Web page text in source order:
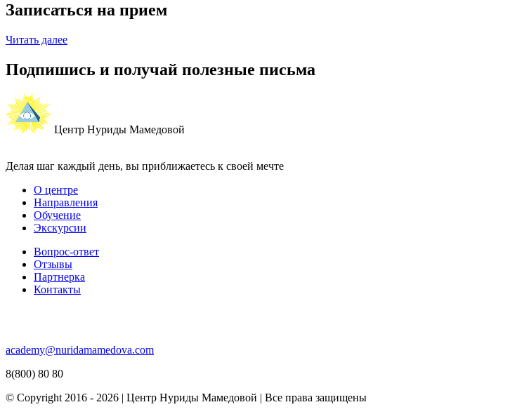
Записаться на прием
Читать далее
Подпишись и получай полезные письма
Центр Нуриды Мамедовой
Делая шаг каждый день, вы приближаетесь к своей мечте
О центре
Направления
Обучение
Экскурсии
Вопрос-ответ
Отзывы
Партнерка
Контакты
academy@nuridamamedova.com
8(800) 80 80
© Copyright 2016 - 2026 | Центр Нуриды Мамедовой | Все права защищены